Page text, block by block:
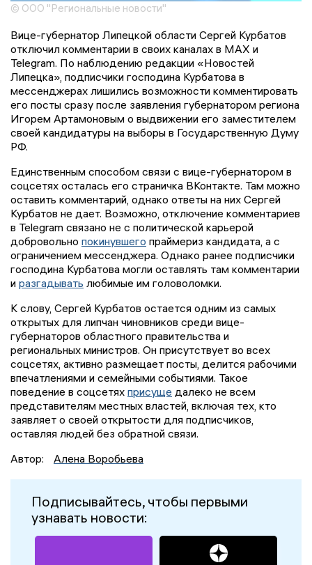
© ООО "Региональные новости"
Вице-губернатор Липецкой области Сергей Курбатов
отключил комментарии в своих каналах в MAX и
Telegram. По наблюдению редакции «Новостей
Липецка», подписчики господина Курбатова в
мессенджерах лишились возможности комментировать
его посты сразу после заявления губернатором региона
Игорем Артамоновым о выдвижении его заместителем
своей кандидатуры на выборы в Государственную Думу
РФ.
Единственным способом связи с вице-губернатором в
соцсетях осталась его страничка ВКонтакте. Там можно
оставить комментарий, однако ответы на них Сергей
Курбатов не дает. Возможно, отключение комментариев
в Telegram связано не с политической карьерой
добровольно покинувшего праймериз кандидата, а с
ограничением мессенджера. Однако ранее подписчики
господина Курбатова могли оставлять там комментарии
и разгадывать любимые им головоломки.
К слову, Сергей Курбатов остается одним из самых
открытых для липчан чиновников среди вице-
губернаторов областного правительства и
региональных министров. Он присутствует во всех
соцсетях, активно размещает посты, делится рабочими
впечатлениями и семейными событиями. Такое
поведение в соцсетях присуще далеко не всем
представителям местных властей, включая тех, кто
заявляет о своей открытости для подписчиков,
оставляя людей без обратной связи.
Автор:
Алена Воробьева
Подписывайтесь, чтобы первыми
узнавать новости: